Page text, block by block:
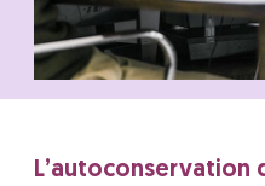
L’autoconservation